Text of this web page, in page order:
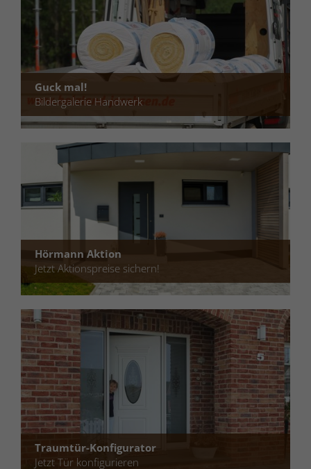
Guck mal!
Bildergalerie Handwerk
Hörmann Aktion
Jetzt Aktionspreise sichern!
Traumtür-Konfigurator
Jetzt Tür konfigurieren